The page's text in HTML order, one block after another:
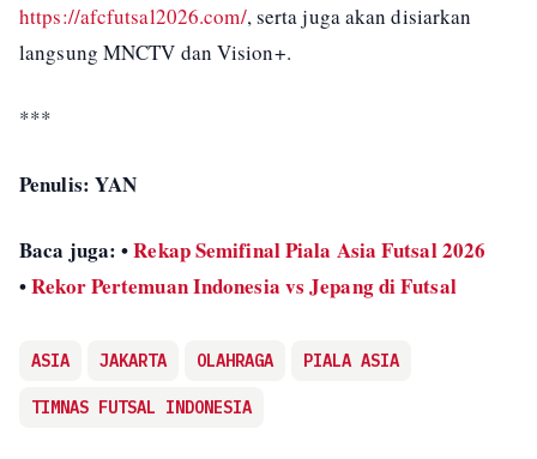
https://afcfutsal2026.com/, serta juga akan disiarkan
langsung MNCTV dan Vision+.
***
Penulis: YAN
Baca juga: •Rekap Semifinal Piala Asia Futsal 2026
•Rekor Pertemuan Indonesia vs Jepang di Futsal
ASIA JAKARTA OLAHRAGA PIALA ASIA
TIMNAS FUTSAL INDONESIA